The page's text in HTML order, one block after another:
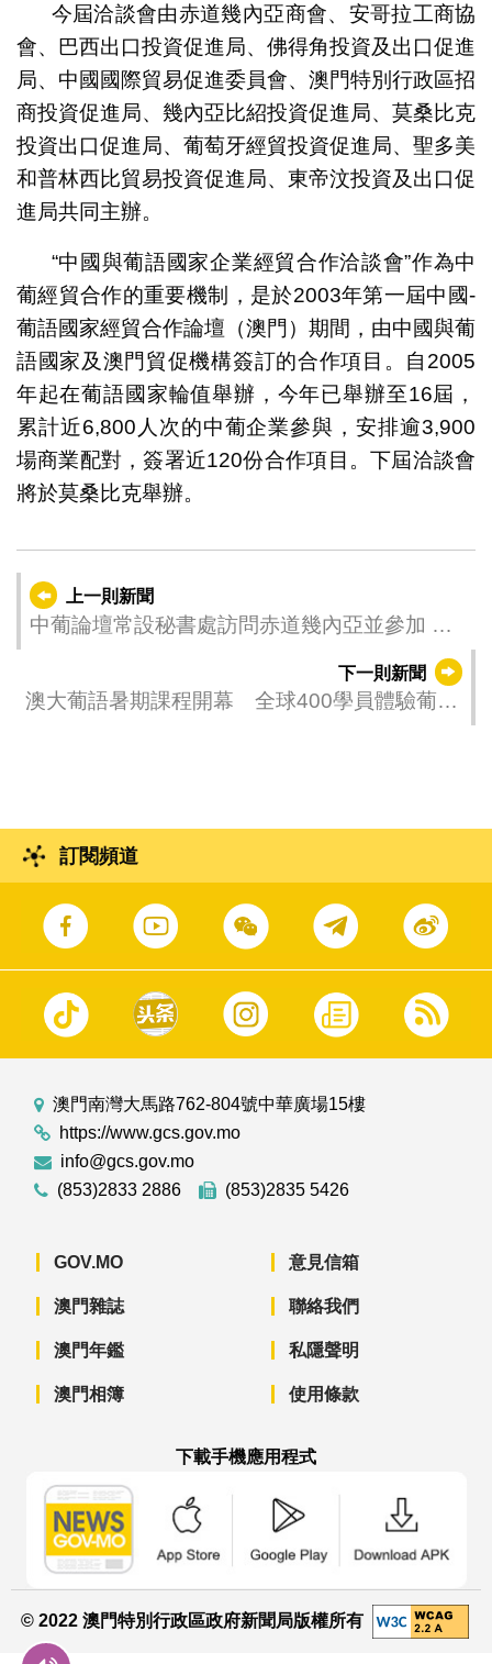
今屆洽談會由赤道幾內亞商會、安哥拉工商協
會、巴西出口投資促進局、佛得角投資及出口促進
局、中國國際貿易促進委員會、澳門特別行政區招
商投資促進局、幾內亞比紹投資促進局、莫桑比克
投資出口促進局、葡萄牙經貿投資促進局、聖多美
和普林西比貿易投資促進局、東帝汶投資及出口促
進局共同主辦。
“中國與葡語國家企業經貿合作洽談會”作為中
葡經貿合作的重要機制，是於2003年第一屆中國-
葡語國家經貿合作論壇（澳門）期間，由中國與葡
語國家及澳門貿促機構簽訂的合作項目。自2005
年起在葡語國家輪值舉辦，今年已舉辦至16屆，
累計近6,800人次的中葡企業參與，安排逾3,900
場商業配對，簽署近120份合作項目。下屆洽談會
將於莫桑比克舉辦。
上一則新聞
中葡論壇常設秘書處訪問赤道幾內亞並參加 中
下一則新聞
澳大葡語暑期課程開幕 全球400學員體驗葡語
訂閱頻道
澳門南灣大馬路762-804號中華廣場15樓
https://www.gcs.gov.mo
info@gcs.gov.mo
(853)2833 2886
(853)2835 5426
GOV.MO
澳門雜誌
澳門年鑑
澳門相簿
意見信箱
聯絡我們
私隱聲明
使用條款
下載手機應用程式
© 2022 澳門特別行政區政府新聞局版權所有